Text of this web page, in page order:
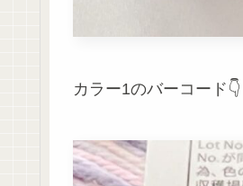
カラー1のバーコード👇